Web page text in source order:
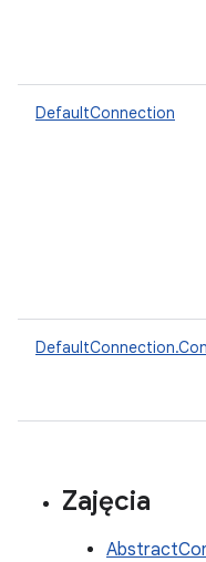
DefaultConnection
Zajęcia